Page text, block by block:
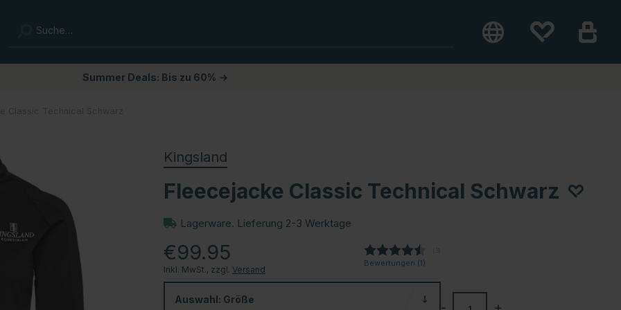
Summer Deals: Bis zu 60% →
Kingsland
Fleecejacke Classic Technical Schwarz
Lagerware. Lieferung 2-3 Werktage
€99.95 Bewertungen (1)
Inkl. MwSt., zzgl. Versand
Auswahl: Größe